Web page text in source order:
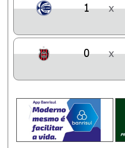
1 x
0 x